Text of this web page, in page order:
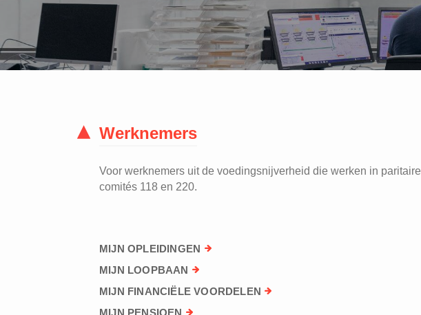
Werknemers
Voor werknemers uit de voedingsnijverheid die werken in paritaire
comités 118 en 220.
MIJN OPLEIDINGEN
MIJN LOOPBAAN
MIJN FINANCIËLE VOORDELEN
MIJN PENSIOEN